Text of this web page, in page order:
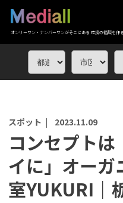
オンリーワン・ナンバーワンがそこにある 応援の循環を作
スポット | 2023.11.09
コンセプト
イに」オーガ
室YUKURI｜